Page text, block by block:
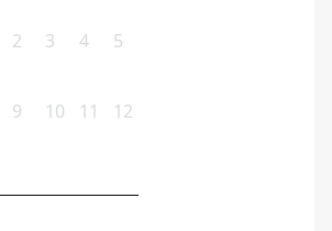
2 3 4 5
9 10 11 12